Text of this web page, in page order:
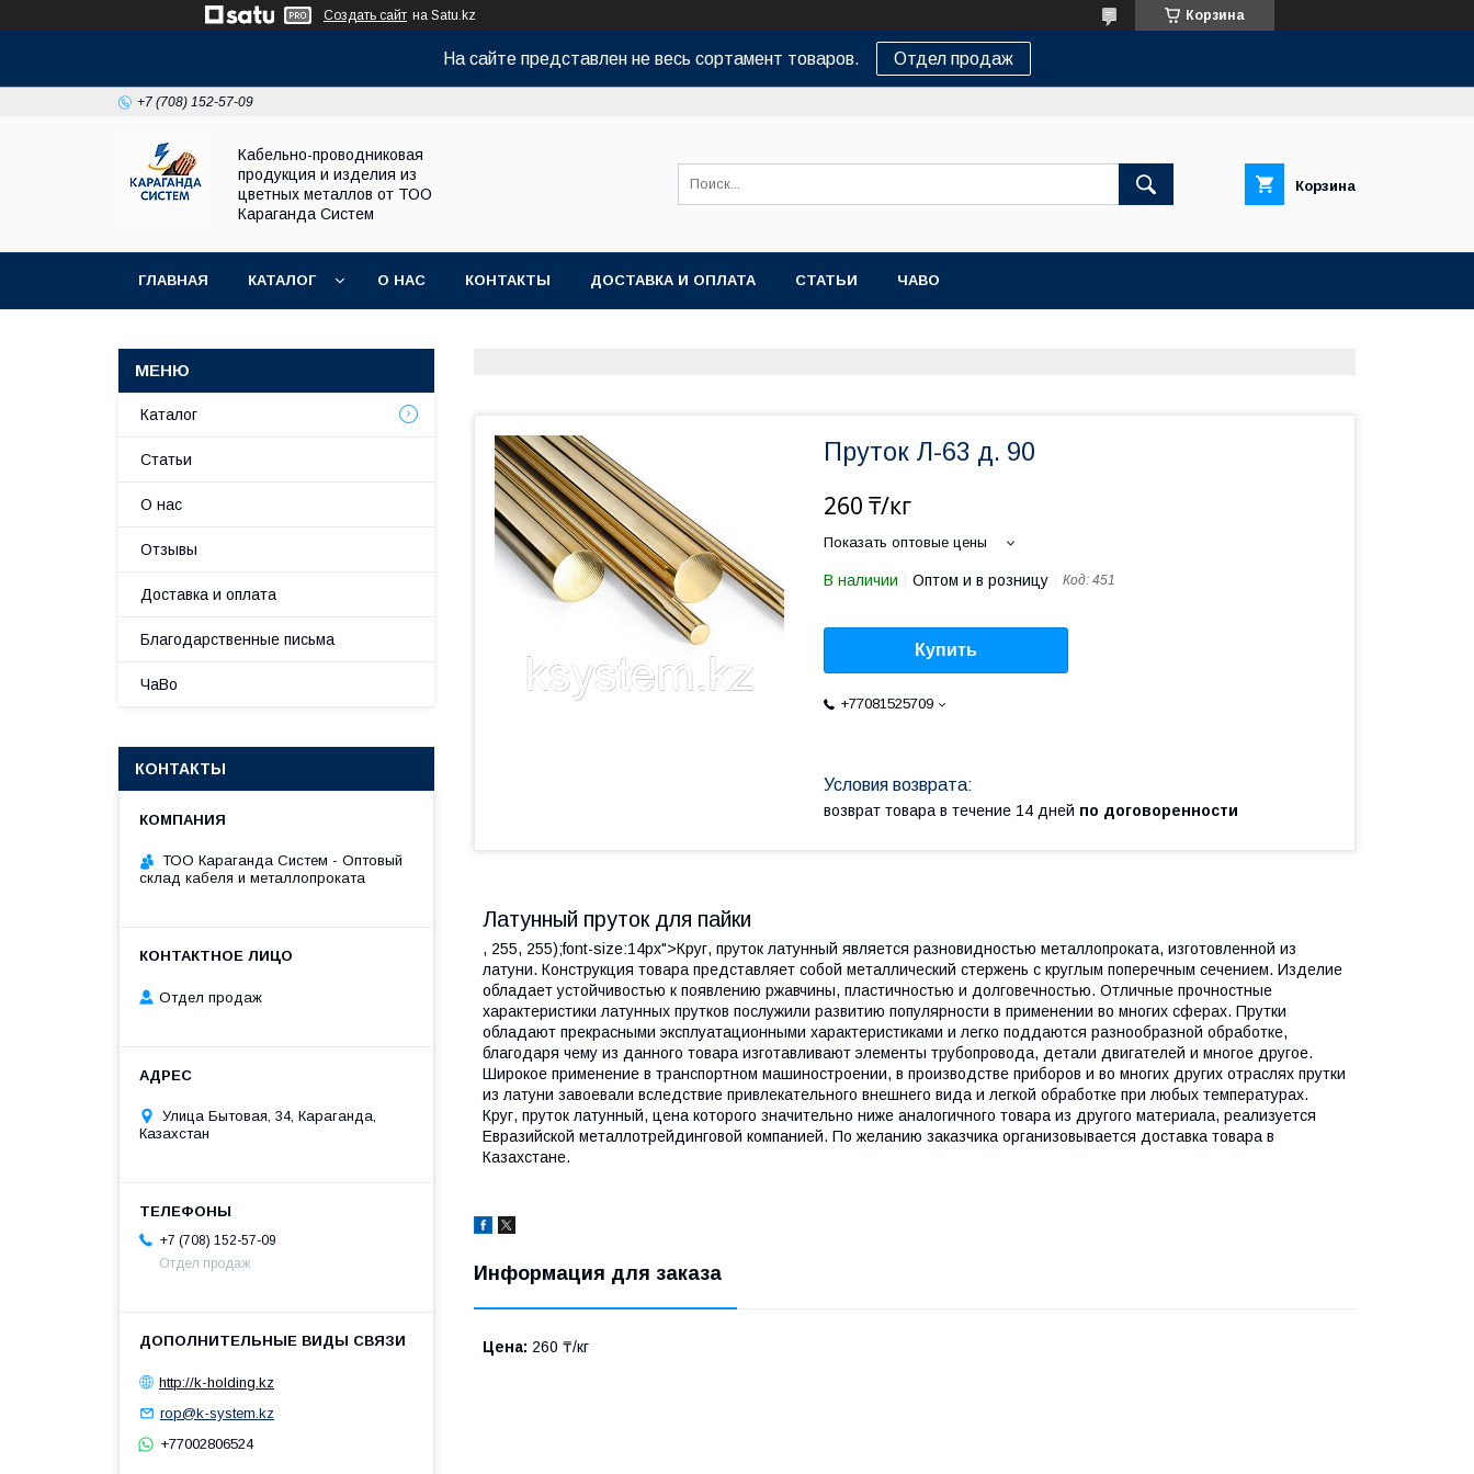
Создать сайт на Satu.kz Корзина
На сайте представлен не весь сортамент товаров. Отдел продаж
+7 (708) 152-57-09
Кабельно-проводниковая
продукция и изделия из
цветных металлов от ТОО
Караганда Систем
Корзина
ГЛАВНАЯ КАТАЛОГ О НАС КОНТАКТЫ ДОСТАВКА И ОПЛАТА СТАТЬИ ЧАВО
Пруток Л-63 д. 90
260 ₸/кг
Показать оптовые цены
В наличии Оптом и в розницу Код: 451
Купить
+77081525709
возврат товара в течение 14 дней по договоренности
Латунный пруток для пайки
, 255, 255);font-size:14px">Круг, пруток латунный является разновидностью металлопроката, изготовленной из
латуни. Конструкция товара представляет собой металлический стержень с круглым поперечным сечением. Изделие
обладает устойчивостью к появлению ржавчины, пластичностью и долговечностью. Отличные прочностные
характеристики латунных прутков послужили развитию популярности в применении во многих сферах. Прутки
обладают прекрасными эксплуатационными характеристиками и легко поддаются разнообразной обработке,
благодаря чему из данного товара изготавливают элементы трубопровода, детали двигателей и многое другое.
Широкое применение в транспортном машиностроении, в производстве приборов и во многих других отраслях прутки
из латуни завоевали вследствие привлекательного внешнего вида и легкой обработке при любых температурах.
Круг, пруток латунный, цена которого значительно ниже аналогичного товара из другого материала, реализуется
Евразийской металлотрейдинговой компанией. По желанию заказчика организовывается доставка товара в
Казахстане.
Информация для заказа
Цена: 260 ₸/кг
Каталог
Статьи
О нас
Отзывы
Доставка и оплата
Благодарственные письма
ЧаВо
КОНТАКТЫ
ТОО Караганда Систем - Оптовый
склад кабеля и металлопроката
Отдел продаж
Улица Бытовая, 34, Караганда,
Казахстан
+7 (708) 152-57-09
Отдел продаж
http://k-holding.kz
rop@k-system.kz
+77002806524